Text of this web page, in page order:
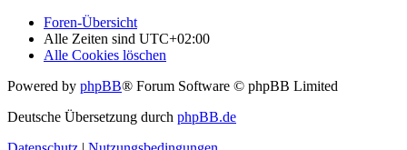
Foren-Übersicht
Alle Zeiten sind UTC+02:00
Alle Cookies löschen
Powered by phpBB® Forum Software © phpBB Limited
Deutsche Übersetzung durch phpBB.de